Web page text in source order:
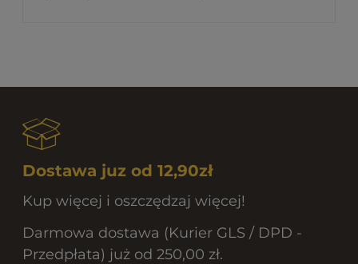
Dostawa juz od 12,90zł
Kup więcej i oszczędzaj więcej!
Darmowa dostawa (Kurier GLS / DPD -
Przedpłata) już od 250,00 zł.